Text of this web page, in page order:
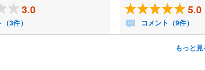
3.0
3件）
5.0
コメント（9件）
もっと見